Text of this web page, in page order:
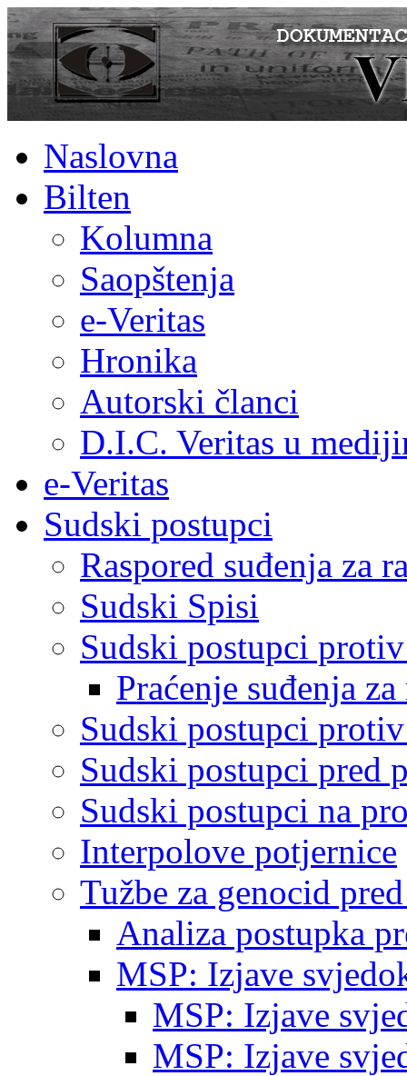
Naslovna
Bilten
Kolumna
Saopštenja
e-Veritas
Hronika
Autorski članci
D.I.C. Veritas u
e-Veritas
Sudski postupci
Raspored suđenja za
Sudski Spisi
Sudski postupci
Praćenje suđenja
Sudski postupci
Sudski postupci pred
Sudski postupci na
Interpolove potjernice
Tužbe za genocid
Analiza postupka
MSP: Izjave
MSP: Izjave
MSP: Izjave